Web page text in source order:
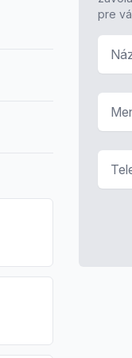
pre